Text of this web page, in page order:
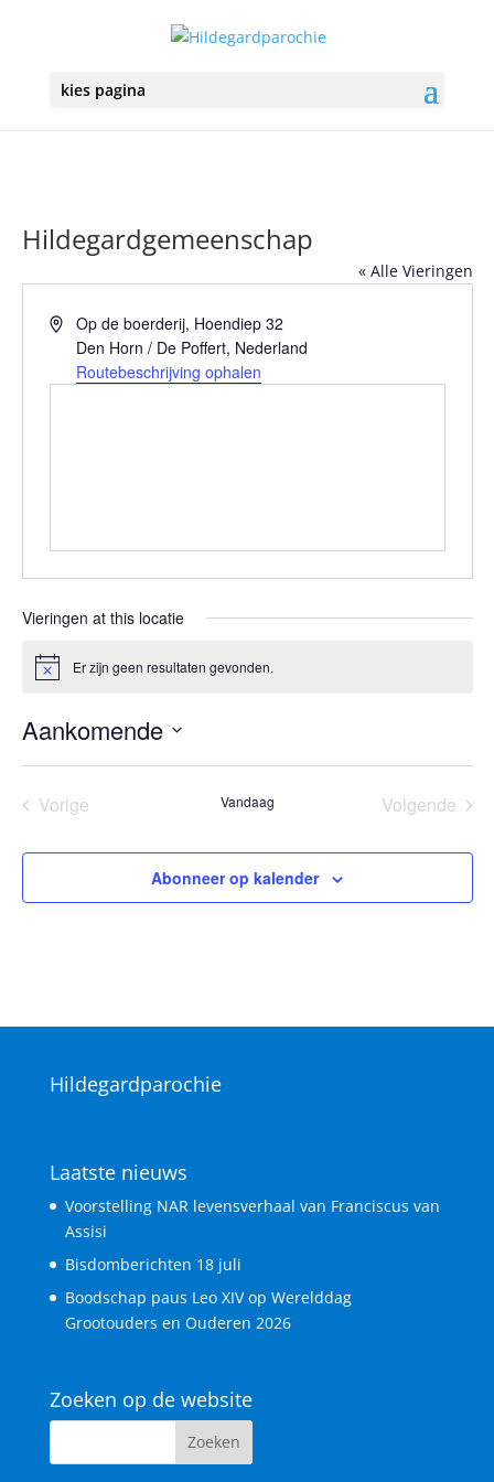
kies pagina
Hildegardgemeenschap
« Alle Vieringen
AdresOp de boerderij, Hoendiep 32
Den Horn / De Poffert, Nederland
Routebeschrijving ophalen
Vieringen at this locatie
BerichtEr zijn geen resultaten gevonden.
Aankomende
datum.
Vorige
Vandaag
Volgende
Abonneer op kalender
Hildegardparochie
Laatste nieuws
Voorstelling NAR levensverhaal van Franciscus van
Assisi
Bisdomberichten 18 juli
Boodschap paus Leo XIV op Werelddag
Grootouders en Ouderen 2026
Zoeken op de website